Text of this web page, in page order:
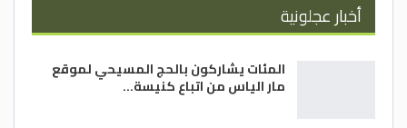
أخبار عجلونية
المئات يشاركون بالحج المسيحي لموقع
مار الياس من اتباع كنيسة…